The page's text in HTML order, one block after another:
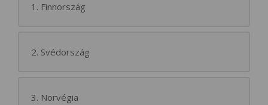
1. Finnország
2. Svédország
3. Norvégia